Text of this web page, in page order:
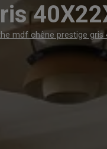
mdf chêne prestige gris